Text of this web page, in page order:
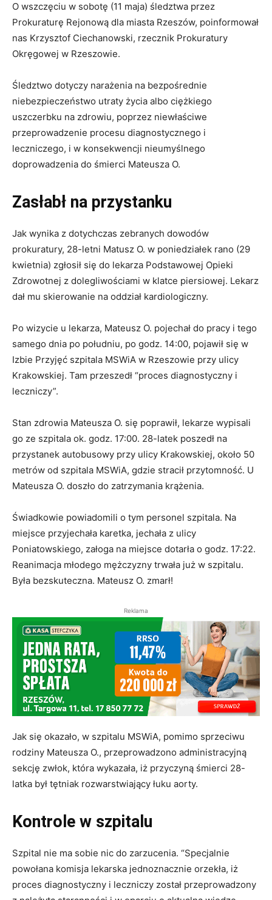
O wszczęciu w sobotę (11 maja) śledztwa przez
Prokuraturę Rejonową dla miasta Rzeszów, poinformował
nas Krzysztof Ciechanowski, rzecznik Prokuratury
Okręgowej w Rzeszowie.
Śledztwo dotyczy narażenia na bezpośrednie
niebezpieczeństwo utraty życia albo ciężkiego
uszczerbku na zdrowiu, poprzez niewłaściwe
przeprowadzenie procesu diagnostycznego i
leczniczego, i w konsekwencji nieumyślnego
doprowadzenia do śmierci Mateusza O.
Zasłabł na przystanku
Jak wynika z dotychczas zebranych dowodów
prokuratury, 28-letni Matusz O. w poniedziałek rano (29
kwietnia) zgłosił się do lekarza Podstawowej Opieki
Zdrowotnej z dolegliwościami w klatce piersiowej. Lekarz
dał mu skierowanie na oddział kardiologiczny.
Po wizycie u lekarza, Mateusz O. pojechał do pracy i tego
samego dnia po południu, po godz. 14:00, pojawił się w
Izbie Przyjęć szpitala MSWiA w Rzeszowie przy ulicy
Krakowskiej. Tam przeszedł “proces diagnostyczny i
leczniczy”.
Stan zdrowia Mateusza O. się poprawił, lekarze wypisali
go ze szpitala ok. godz. 17:00. 28-latek poszedł na
przystanek autobusowy przy ulicy Krakowskiej, około 50
metrów od szpitala MSWiA, gdzie stracił przytomność. U
Mateusza O. doszło do zatrzymania krążenia.
Świadkowie powiadomili o tym personel szpitala. Na
miejsce przyjechała karetka, jechała z ulicy
Poniatowskiego, załoga na miejsce dotarła o godz. 17:22.
Reanimacja młodego mężczyzny trwała już w szpitalu.
Była bezskuteczna. Mateusz O. zmarł!
Reklama
Jak się okazało, w szpitalu MSWiA, pomimo sprzeciwu
rodziny Mateusza O., przeprowadzono administracyjną
sekcję zwłok, która wykazała, iż przyczyną śmierci 28-
latka był tętniak rozwarstwiający łuku aorty.
Kontrole w szpitalu
Szpital nie ma sobie nic do zarzucenia. “Specjalnie
powołana komisja lekarska jednoznacznie orzekła, iż
proces diagnostyczny i leczniczy został przeprowadzony